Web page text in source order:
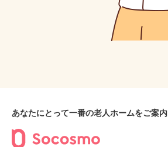
あなたにとって一番の老人ホームをご案内